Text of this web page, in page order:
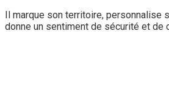
Il marque son territoire, personnalise
donne un sentiment de sécurité et de